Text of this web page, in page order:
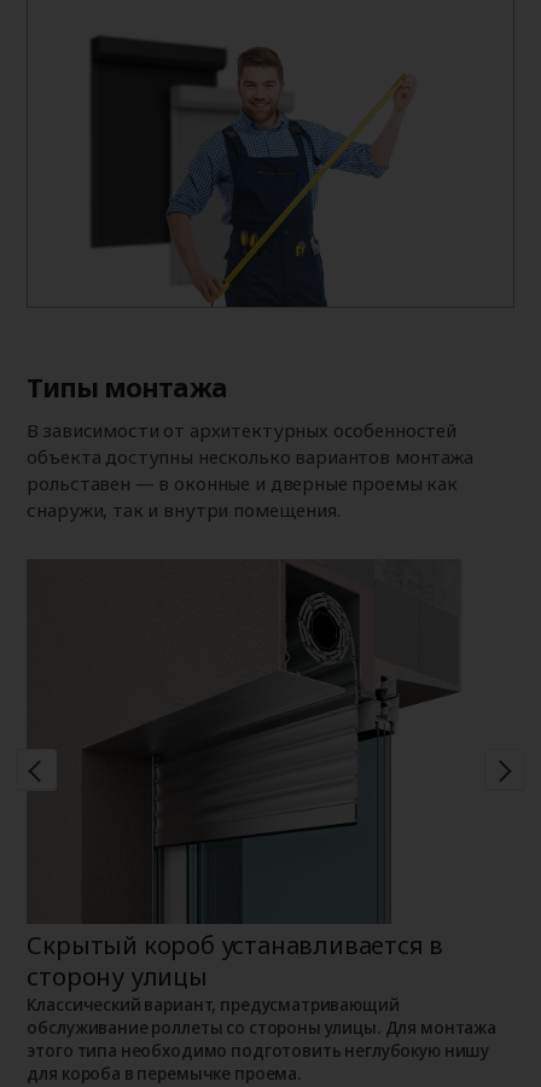
Типы монтажа
В зависимости от архитектурных особенностей
объекта доступны несколько вариантов монтажа
рольставен — в оконные и дверные проемы как
снаружи, так и внутри помещения.
Скрытый короб устанавливается в
сторону улицы
Классический вариант, предусматривающий
обслуживание роллеты со стороны улицы. Для монтажа
этого типа необходимо подготовить неглубокую нишу
для короба в перемычке проема.